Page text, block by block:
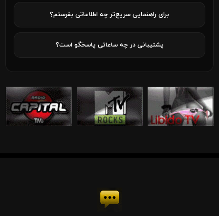
برای راهنمایی سریع‌تر چه اطلاعاتی بفرستم؟
پشتیبانی در چه ساعاتی پاسخگو است؟